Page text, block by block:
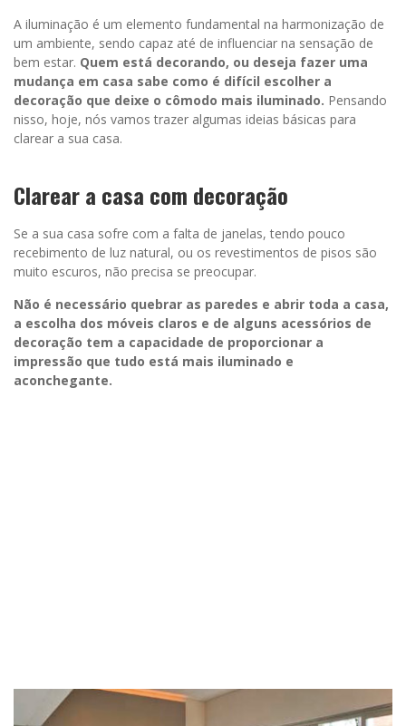
A iluminação é um elemento fundamental na harmonização de
um ambiente, sendo capaz até de influenciar na sensação de
bem estar. Quem está decorando, ou deseja fazer uma
mudança em casa sabe como é difícil escolher a
decoração que deixe o cômodo mais iluminado. Pensando
nisso, hoje, nós vamos trazer algumas ideias básicas para
clarear a sua casa.
Clarear a casa com decoração
Se a sua casa sofre com a falta de janelas, tendo pouco
recebimento de luz natural, ou os revestimentos de pisos são
muito escuros, não precisa se preocupar.
Não é necessário quebrar as paredes e abrir toda a casa,
a escolha dos móveis claros e de alguns acessórios de
decoração tem a capacidade de proporcionar a
impressão que tudo está mais iluminado e
aconchegante.